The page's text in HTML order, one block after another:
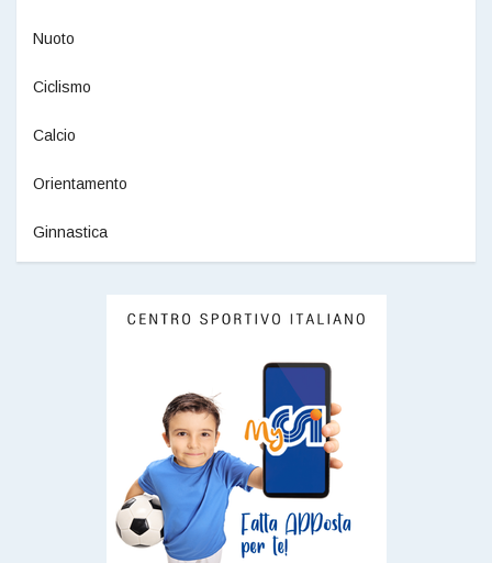
Nuoto
Ciclismo
Calcio
Orientamento
Ginnastica